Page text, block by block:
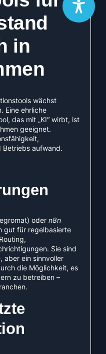
in
wächst
Eine ehrliche
das mit „KI“ wirbt, ist
geeignet.
aufwand.
oder n8n
gut für regelbasierte
Sie sind
aber ein sinnvoller
die Möglichkeit, es
zu betreiben –